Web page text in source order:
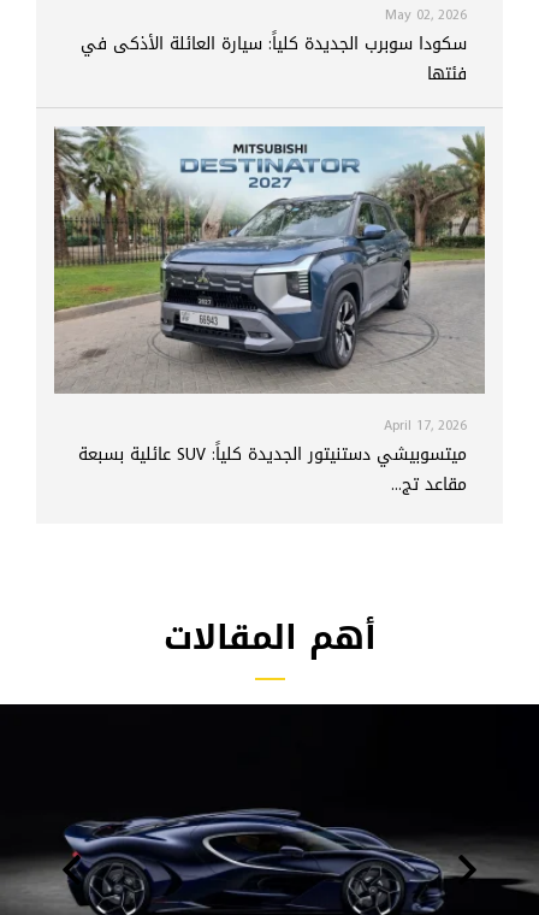
May 02, 2026
سكودا سوبرب الجديدة كلياً: سيارة العائلة الأذكى في
فئتها
April 17, 2026
ميتسوبيشي دستنيتور الجديدة كلياً: SUV عائلية بسبعة
مقاعد تج...
أهم المقالات